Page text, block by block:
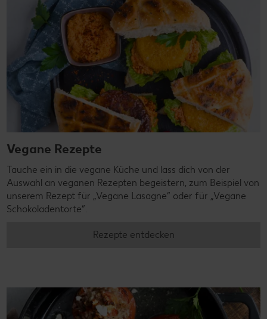
Vegane Rezepte
Tauche ein in die vegane Küche und lass dich von der
Auswahl an veganen Rezepten begeistern, zum Beispiel von
unserem Rezept für „Vegane Lasagne“ oder für „Vegane
Schokoladentorte“.
Rezepte entdecken